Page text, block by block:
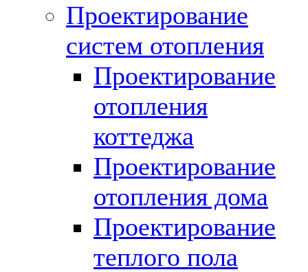
Проектирование
систем отопления
Проектирование
отопления
коттеджа
Проектирование
отопления дома
Проектирование
теплого пола